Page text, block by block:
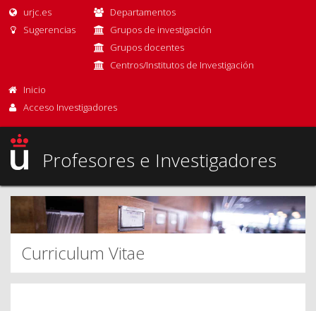
urjc.es
Sugerencias
Departamentos
Grupos de investigación
Grupos docentes
Centros/Institutos de Investigación
Inicio
Acceso Investigadores
Profesores e Investigadores
Curriculum Vitae